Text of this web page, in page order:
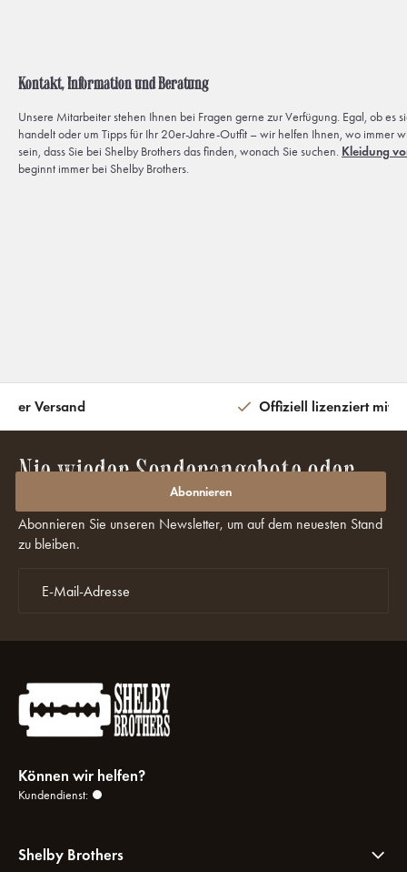
Kontakt, Information und Beratung
Unsere Mitarbeiter stehen Ihnen bei Fragen gerne zur Verfügung. Egal, ob es
handelt oder um Tipps für Ihr 20er-Jahre-Outfit – wir helfen Ihnen, wo immer
sein, dass Sie bei Shelby Brothers das finden, wonach Sie suchen. Kleidung
beginnt immer bei Shelby Brothers.
Versand Offiziell lizenziert mit
Nie wieder Sonderangebote oder
Rabatte verpassen?
Abonnieren Sie unseren Newsletter, um auf dem neuesten Stand
zu bleiben.
Abonnieren
Können wir helfen?
Kundendienst:
Shelby Brothers